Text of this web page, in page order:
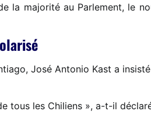
la majorité au Parlement, le
José Antonio Kast a
tous les Chiliens », a-t-il